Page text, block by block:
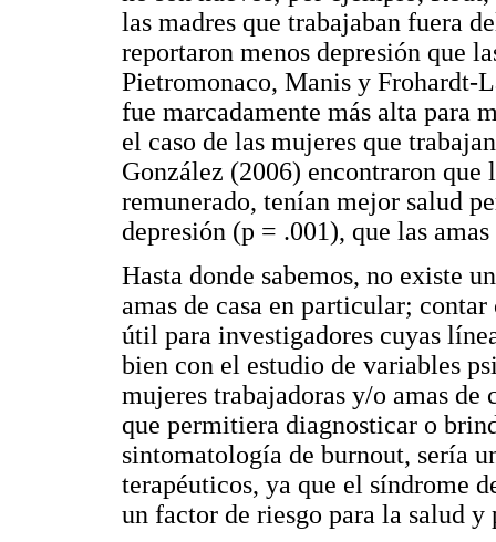
las madres que trabajaban fuera
reportaron menos depresión que
Pietromonaco, Manis y Frohardt-
fue marcadamente más alta para
el caso de las mujeres que
González (2006) encontraron que
remunerado, tenían mejor salud
depresión (p = .001), que las amas
Hasta donde sabemos, no existe
amas de casa en particular;
útil para investigadores cuyas
bien con el estudio de variables
mujeres trabajadoras y/o amas
que permitiera diagnosticar o
sintomatología de burnout, sería
terapéuticos, ya que el síndrome
un factor de riesgo para la salud